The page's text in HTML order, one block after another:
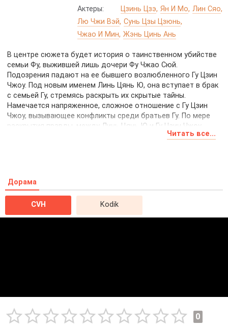
Актеры:
Цзинь Цзэ Ян И Мо Лин Сяо
Лю Чжи Вэй Сунь Цзы Цзюнь
Чжао И Мин Жэнь Цинь Ань
В центре сюжета будет история о таинственном убийстве
семьи Фу, выжившей лишь дочери Фу Чжао Сюй.
Подозрения падают на ее бывшего возлюбленного Гу Цзин
Чжоу. Под новым именем Линь Цянь Ю, она вступает в брак
с семьей Гу, стремясь раскрыть их скрытые тайны.
Намечается напряженное, сложное отношение с Гу Цзин
Чжоу, вызывающее конфликты среди братьев Гу. По мере
раскрытия правды, между Линь Цянь Ю и Гу Цзин Чжоу
вспыхивают давно забытые чувства, что приводит к
Линь Цянь Ю и Гу Цзин Чжоу в этой истории запретной
любви и мести?
Читать все...
Дорама
CVH Kodik
0